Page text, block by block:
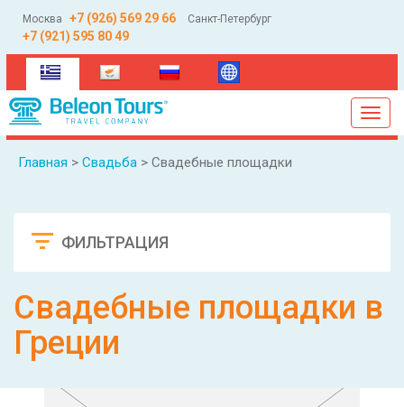
Москва +7 (926) 569 29 66 Санкт-Петербург
+7 (921) 595 80 49
(current)
Главная > Свадьба > Свадебные площадки
ФИЛЬТРАЦИЯ
Свадебные площадки в
Греции